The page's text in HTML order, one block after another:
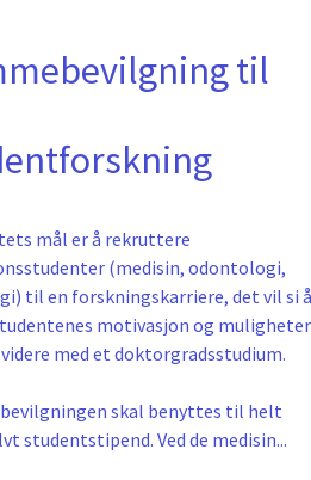
til
mål er å rekruttere
(medisin, odontologi,
til en forskningskarriere, det vil si å
motivasjon og muligheter
med et doktorgradsstudium.
skal benyttes til helt
studentstipend. Ved de medisin...